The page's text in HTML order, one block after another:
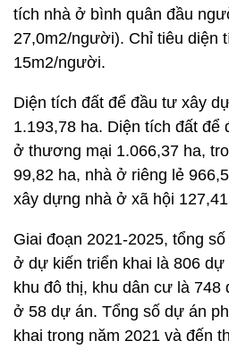
tích nhà ở bình quân đầu
27,0m2/người). Chỉ tiêu diện
15m2/người.
Diện tích đất để đầu tư xây
1.193,78 ha. Diện tích đất để
ở thương mại 1.066,37 ha,
99,82 ha, nhà ở riêng lẻ
xây dựng nhà ở xã hội
Giai đoạn 2021-2025, tổng
ở dự kiến triển khai là 806 dự
khu đô thị, khu dân cư là
ở 58 dự án. Tổng số dự án
khai trong năm 2021 và đến